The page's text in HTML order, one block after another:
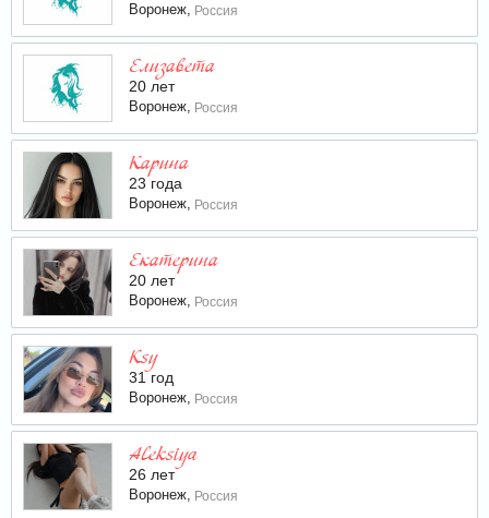
Воронеж, Россия
Елизавета
20 лет
Воронеж, Россия
Карина
23 года
Воронеж, Россия
Екатерина
20 лет
Воронеж, Россия
Ksy
31 год
Воронеж, Россия
Aleksiya
26 лет
Воронеж, Россия